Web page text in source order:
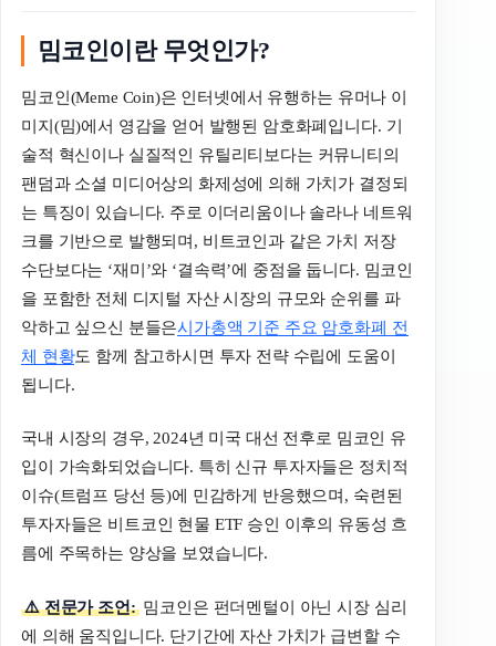
밈코인이란 무엇인가?
밈코인(Meme Coin)은 인터넷에서 유행하는 유머나 이
미지(밈)에서 영감을 얻어 발행된 암호화폐입니다. 기
술적 혁신이나 실질적인 유틸리티보다는 커뮤니티의
팬덤과 소셜 미디어상의 화제성에 의해 가치가 결정되
는 특징이 있습니다. 주로 이더리움이나 솔라나 네트워
크를 기반으로 발행되며, 비트코인과 같은 가치 저장
수단보다는 ‘재미’와 ‘결속력’에 중점을 둡니다. 밈코인
을 포함한 전체 디지털 자산 시장의 규모와 순위를 파
악하고 싶으신 분들은시가총액 기준 주요 암호화폐 전
체 현황도 함께 참고하시면 투자 전략 수립에 도움이
됩니다.
국내 시장의 경우, 2024년 미국 대선 전후로 밈코인 유
입이 가속화되었습니다. 특히 신규 투자자들은 정치적
이슈(트럼프 당선 등)에 민감하게 반응했으며, 숙련된
투자자들은 비트코인 현물 ETF 승인 이후의 유동성 흐
름에 주목하는 양상을 보였습니다.
⚠️ 전문가 조언:밈코인은 펀더멘털이 아닌 시장 심리
에 의해 움직입니다. 단기간에 자산 가치가 급변할 수